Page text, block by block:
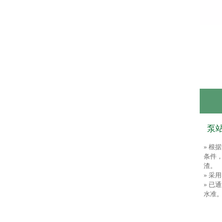
泵
» 根
条件
渣。
» 采
» 已
水准